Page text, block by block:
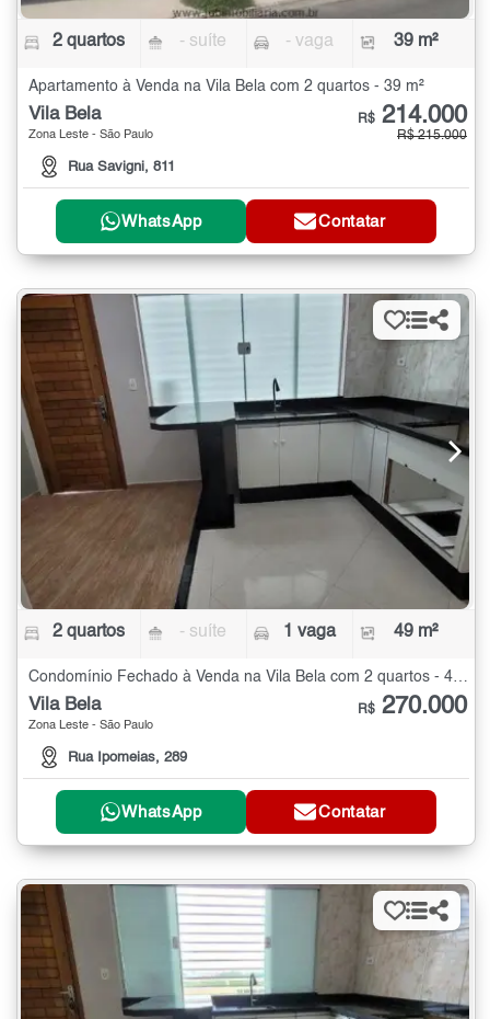
2 quartos - suíte - vaga 39 m²
Apartamento à Venda na Vila Bela com 2 quartos - 39 m²
Vila Bela
Zona Leste - São Paulo
Rua Savigni, 811
R$ 214.000
R$ 215.000
WhatsApp Contatar
2 quartos - suíte 1 vaga 49 m²
Condomínio Fechado à Venda na Vila Bela com 2 quartos - 49 m²
Vila Bela
Zona Leste - São Paulo
Rua Ipomeias, 289
R$ 270.000
WhatsApp Contatar